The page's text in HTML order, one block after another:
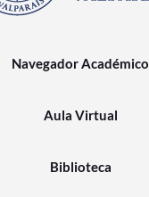
Navegador Académico
Aula Virtual
Biblioteca